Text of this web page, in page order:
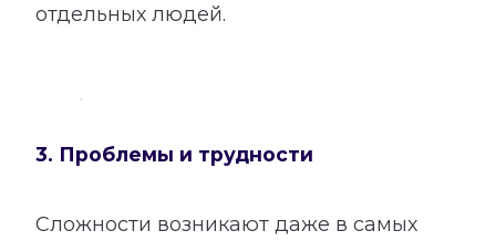
отдельных людей.
3. Проблемы и трудности
Сложности возникают даже в самых